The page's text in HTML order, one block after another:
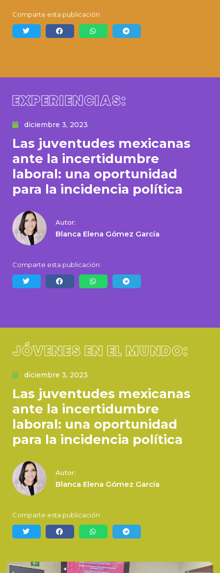
Comparte esta publicación:
EXPERIENCIAS:
diciembre 3, 2023
Las juventudes mexicanas
ante la incertidumbre
laboral: una oportunidad
para la incidencia política
Autor:
Blanca Elena Gómez García
Comparte esta publicación:
JÓVENES EN EL MUNDO:
diciembre 3, 2023
Las juventudes mexicanas
ante la incertidumbre
laboral: una oportunidad
para la incidencia política
Autor:
Blanca Elena Gómez García
Comparte esta publicación: